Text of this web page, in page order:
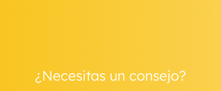
¿Necesitas un consejo?